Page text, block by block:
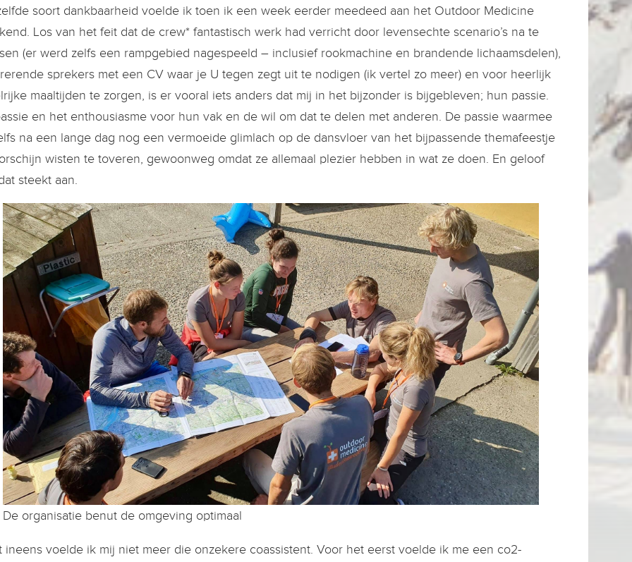
soort dankbaarheid voelde ik toen ik een week eerder meedeed aan het Outdoor Medicine
Los van het feit dat de crew* fantastisch werk had verricht door levensechte scenario’s na te
(er werd zelfs een rampgebied nagespeeld – inclusief rookmachine en brandende lichaamsdelen),
sprekers met een CV waar je U tegen zegt uit te nodigen (ik vertel zo meer) en voor heerlijk
maaltijden te zorgen, is er vooral iets anders dat mij in het bijzonder is bijgebleven; hun passie.
en het enthousiasme voor hun vak en de wil om dat te delen met anderen. De passie waarmee
na een lange dag nog een vermoeide glimlach op de dansvloer van het bijpassende themafeestje
wisten te toveren, gewoonweg omdat ze allemaal plezier hebben in wat ze doen. En geloof
steekt aan.
De organisatie benut de omgeving optimaal
ineens voelde ik mij niet meer die onzekere coassistent. Voor het eerst voelde ik me een co2-